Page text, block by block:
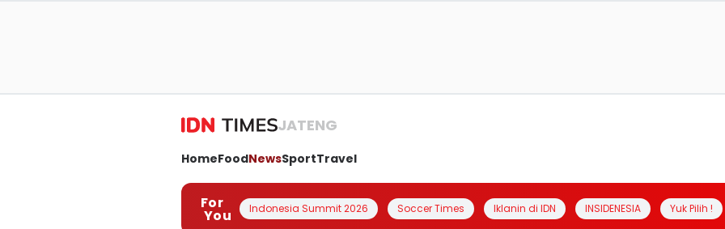
JATENG
HomeFoodNewsSportTravel
For
You Indonesia Summit 2026 Soccer Times Iklanin di IDN INSIDENESIA Yuk Pilih !